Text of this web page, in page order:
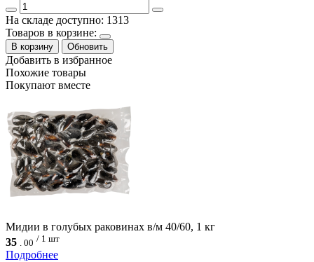
На складе доступно: 1313
Товаров в корзине:
В корзину Обновить
Добавить в избранное
Похожие товары
Покупают вместе
Мидии в голубых раковинах в/м 40/60, 1 кг
35 . 00 / 1 шт
Подробнее